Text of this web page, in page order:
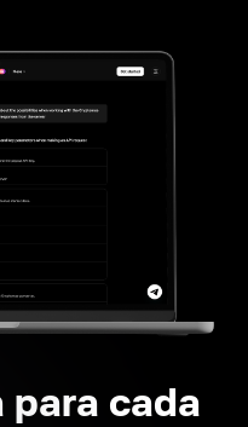
para cada